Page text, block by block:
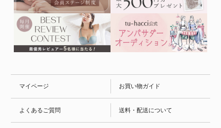
マイページ お買い物ガイド
よくあるご質問 送料・配送について